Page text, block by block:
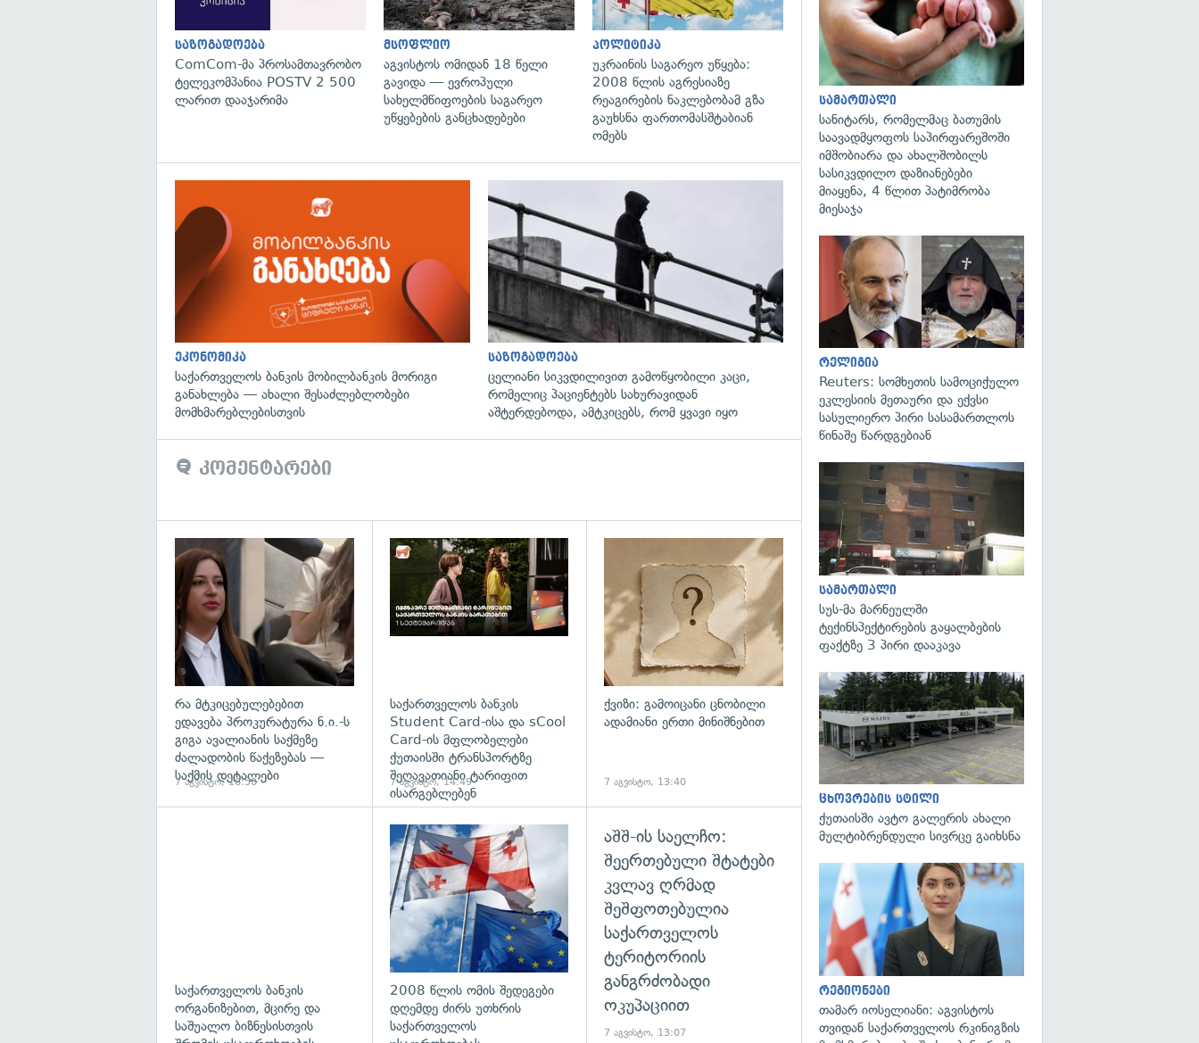
საზოგადოება
ComCom-მა პროსამთავრობო
ტელეკომპანია POSTV 2 500
ლარით დააჯარიმა
მსოფლიო
აგვისტოს ომიდან 18 წელი
გავიდა — ევროპული
სახელმწიფოების საგარეო
უწყებების განცხადებები
პოლიტიკა
უკრაინის საგარეო უწყება:
2008 წლის აგრესიაზე
რეაგირების ნაკლებობამ გზა
გაუხსნა ფართომასშტაბიან
ომებს
ეკონომიკა
საქართველოს ბანკის მობილბანკის მორიგი
განახლება — ახალი შესაძლებლობები
მომხმარებლებისთვის
გადახედვა
საზოგადოება
ცელიანი სიკვდილივით გამოწყობილი კაცი,
რომელიც პაციენტებს სახურავიდან
აშტერდებოდა, ამტკიცებს, რომ ყვავი იყო
კომენტარები
გადახედვა
რა მტკიცებულებებით
ედავება პროკურატურა ნ.ი.-ს
გიგა ავალიანის საქმეზე
ძალადობის წაქეზებას —
საქმის დეტალები
7 აგვისტო, 16:50
საქართველოს ბანკის
Student Card-ისა და sCool
Card-ის მფლობელები
ქუთაისში ტრანსპორტზე
შეღავათიანი ტარიფით
ისარგებლებენ
7 აგვისტო, 14:49
ქვიზი: გამოიცანი ცნობილი
ადამიანი ერთი მინიშნებით
7 აგვისტო, 13:40
საქართველოს ბანკის
ორგანიზებით, მცირე და
საშუალო ბიზნესისთვის
გადახედვა
2008 წლის ომის შედეგები
დღემდე ძირს უთხრის
საქართველოს
აშშ-ის საელჩო:
შეერთებული შტატები
კვლავ ღრმად
შეშფოთებულია
საქართველოს
ტერიტორიის
განგრძობადი
ოკუპაციით
7 აგვისტო, 13:07
სამართალი
სანიტარს, რომელმაც ბათუმის
საავადმყოფოს საპირფარეშოში
იმშობიარა და ახალშობილს
სასიკვდილო დაზიანებები
მიაყენა, 4 წლით პატიმრობა
მიესაჯა
რელიგია
Reuters: სომხეთის სამოციქულო
ეკლესიის მეთაური და ექვსი
სასულიერო პირი სასამართლოს
წინაშე წარდგებიან
სამართალი
სუს-მა მარნეულში
ტექინსპექტირების გაყალბების
ფაქტზე 3 პირი დააკავა
ცხოვრების სტილი
ქუთაისში ავტო გალერის ახალი
მულტიბრენდული სივრცე გაიხსნა
რეგიონები
თამარ იოსელიანი: აგვისტოს
თვიდან საქართველოს რკინიგზის